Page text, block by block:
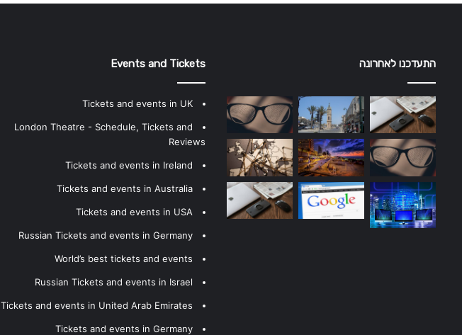
התעדכנו לאחרונה Events and Tickets
Tickets and events in UK
London Theatre - Schedule, Tickets and
Reviews
Tickets and events in Ireland
Tickets and events in Australia
Tickets and events in USA
Russian Tickets and events in Germany
World’s best tickets and events
Russian Tickets and events in Israel
Tickets and events in United Arab Emirates
Tickets and events in Germany